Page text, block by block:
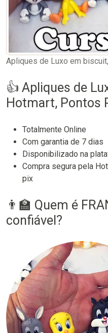
Apliques de Luxo em
👍 Apliques de
Hotmart, Pontos
Totalmente Online
Com garantia de 7 dias
Disponibilizado na
Compra segura pela
pix
👨‍🏫 Quem é
confiável?